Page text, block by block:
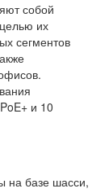
собой
их
сегментов
и 10
на базе шасси,